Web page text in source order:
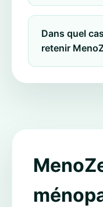
Dans quel
retenir